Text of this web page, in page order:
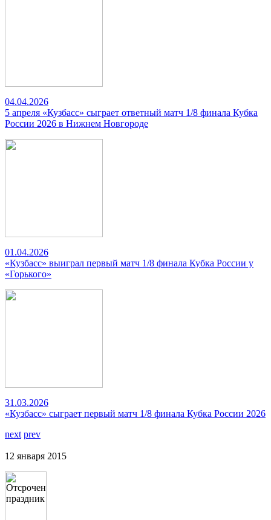
04.04.2026
5 апреля «Кузбасс» сыграет ответный матч 1/8 финала Кубка
России 2026 в Нижнем Новгороде
01.04.2026
«Кузбасс» выиграл первый матч 1/8 финала Кубка России у
«Горького»
31.03.2026
«Кузбасс» сыграет первый матч 1/8 финала Кубка России 2026
next prev
12 января 2015